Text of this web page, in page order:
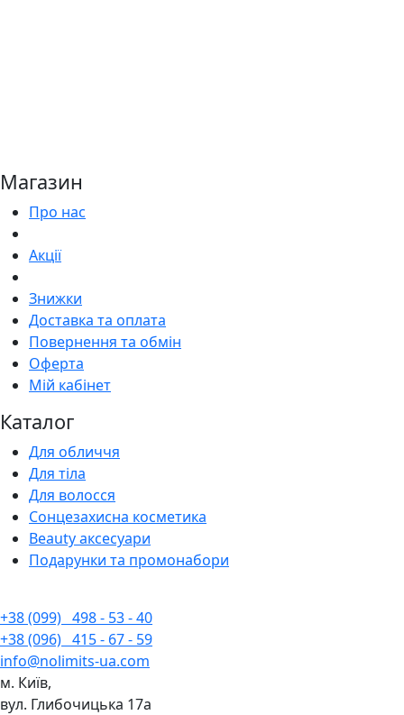
Магазин
Про нас
Акції
Знижки
Доставка та оплата
Повернення та обмін
Оферта
Мій кабінет
Каталог
Для обличчя
Для тіла
Для волосся
Сонцезахисна косметика
Beauty аксесуари
Подарунки та промонабори
+38 (099) 498 - 53 - 40
+38 (096) 415 - 67 - 59
info@nolimits-ua.com
м. Київ,
вул. Глибочицька 17а